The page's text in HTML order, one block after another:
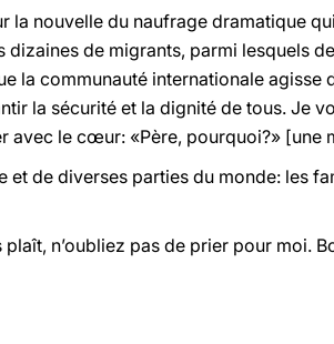
la nouvelle du naufrage dramatique
de migrants, parmi lesquels
la communauté internationale
la sécurité et la dignité de tous. Je
avec le cœur: «Père, pourquoi?» [une
et de diverses parties du monde: les
n’oubliez pas de prier pour moi.